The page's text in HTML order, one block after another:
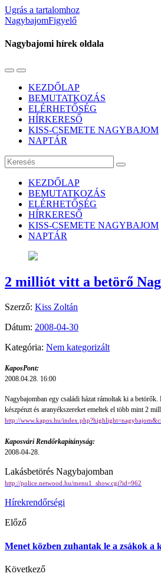
Ugrás a tartalomhoz
NagybajomFigyelő
Nagybajomi hírek oldala
Váltás
mobil
menüre
Használja
keresés
mezőt
KEZDŐLAP
BEMUTATKOZÁS
ELÉRHETŐSÉG
HÍRKERESŐ
KISS-CSEMETE NAGYBAJOM
NAPTÁR
Keresés
KEZDŐLAP
BEMUTATKOZÁS
ELÉRHETŐSÉG
HÍRKERESŐ
KISS-CSEMETE NAGYBAJOM
NAPTÁR
2 milliót vitt a betörő
Szerző: Kiss Zoltán
Dátum: 2008-04-30
Kategória: Nem kategorizált
KaposPont:
2008.04.28. 16:00
Nagybajomban egy családi házat rámoltak ki a betörők.
készpénzt és aranyékszereket emeltek el több mint 2
http://www.kapos.hu/
Kaposvári Rendőrkapitányság:
2008-04-28.
Lakásbetörés Nagybajomban
http://police.netwood.hu/menu1_show.cgi?id=962
Hírekrendőrségi
Előző
Menet közben zuhantak le a zsákok a
Következő